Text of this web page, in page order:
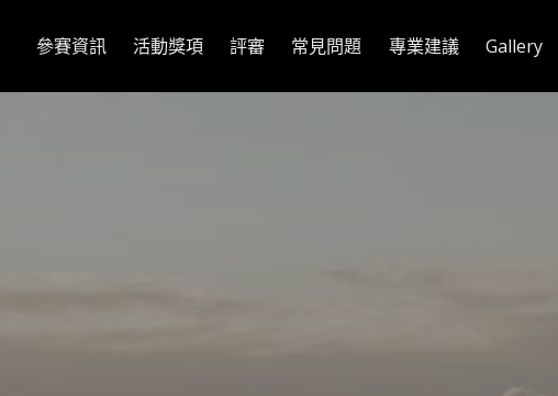
參賽資訊 活動獎項 評審 常見問題 專業建議 Gallery